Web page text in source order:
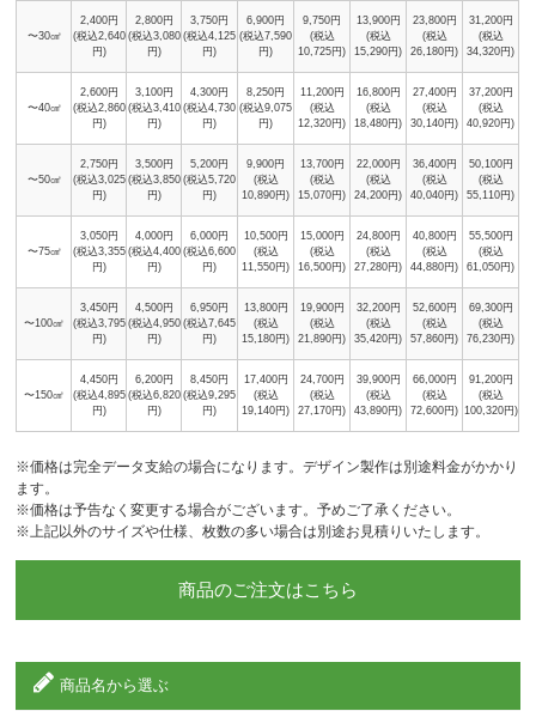
〜30㎠
2,400円
(税込2,640
円)
2,800円
(税込3,080
円)
3,750円
(税込4,125
円)
6,900円
(税込7,590
円)
9,750円
(税込
10,725円)
13,900円
(税込
15,290円)
23,800円
(税込
26,180円)
31,200円
(税込
34,320円)
〜40㎠
2,600円
(税込2,860
円)
3,100円
(税込3,410
円)
4,300円
(税込4,730
円)
8,250円
(税込9,075
円)
11,200円
(税込
12,320円)
16,800円
(税込
18,480円)
27,400円
(税込
30,140円)
37,200円
(税込
40,920円)
〜50㎠
2,750円
(税込3,025
円)
3,500円
(税込3,850
円)
5,200円
(税込5,720
円)
9,900円
(税込
10,890円)
13,700円
(税込
15,070円)
22,000円
(税込
24,200円)
36,400円
(税込
40,040円)
50,100円
(税込
55,110円)
〜75㎠
3,050円
(税込3,355
円)
4,000円
(税込4,400
円)
6,000円
(税込6,600
円)
10,500円
(税込
11,550円)
15,000円
(税込
16,500円)
24,800円
(税込
27,280円)
40,800円
(税込
44,880円)
55,500円
(税込
61,050円)
〜100㎠
3,450円
(税込3,795
円)
4,500円
(税込4,950
円)
6,950円
(税込7,645
円)
13,800円
(税込
15,180円)
19,900円
(税込
21,890円)
32,200円
(税込
35,420円)
52,600円
(税込
57,860円)
69,300円
(税込
76,230円)
〜150㎠
4,450円
(税込4,895
円)
6,200円
(税込6,820
円)
8,450円
(税込9,295
円)
17,400円
(税込
19,140円)
24,700円
(税込
27,170円)
39,900円
(税込
43,890円)
66,000円
(税込
72,600円)
91,200円
(税込
100,320円)
※価格は完全データ支給の場合になります。デザイン製作は別途料金がかかり
ます。
※価格は予告なく変更する場合がございます。予めご了承ください。
※上記以外のサイズや仕様、枚数の多い場合は別途お見積りいたします。
商品のご注文はこちら
商品名から選ぶ